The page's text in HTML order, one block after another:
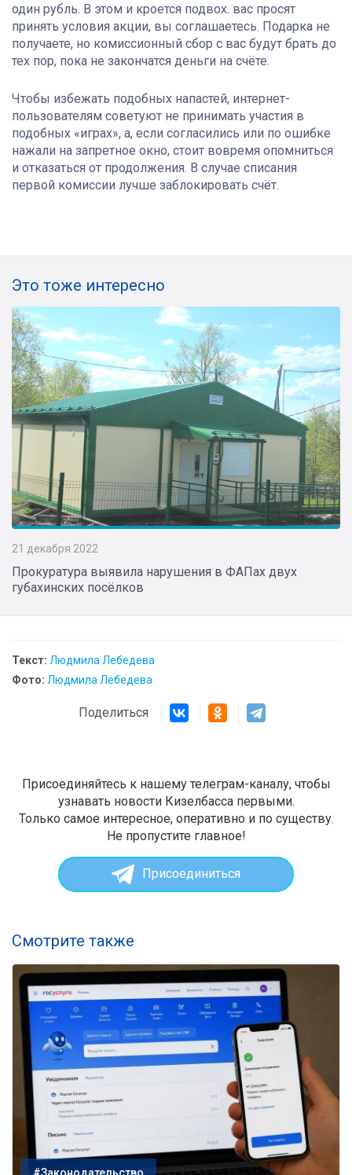
один рубль. В этом и кроется подвох. вас просят
принять условия акции, вы соглашаетесь. Подарка не
получаете, но комиссионный сбор с вас будут брать до
тех пор, пока не закончатся деньги на счёте.
Чтобы избежать подобных напастей, интернет-
пользователям советуют не принимать участия в
подобных «играх», а, если согласились или по ошибке
нажали на запретное окно, стоит вовремя опомниться
и отказаться от продолжения. В случае списания
первой комиссии лучше заблокировать счёт.
Это тоже интересно
21 декабря 2022
Прокуратура выявила нарушения в ФАПах двух
губахинских посёлков
Текст: Людмила Лебедева
Фото: Людмила Лебедева
Поделиться
Присоединяйтесь к нашему телеграм-каналу, чтобы
узнавать новости Кизелбасса первыми.
Только самое интересное, оперативно и по существу.
Не пропустите главное!
Присоединиться
Смотрите также
#Законодательство